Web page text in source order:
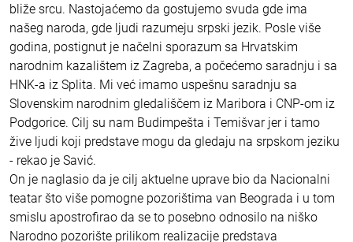
bliže srcu. Nastojaćemo da gostujemo svuda gde ima
našeg naroda, gde ljudi razumeju srpski jezik. Posle više
godina, postignut je načelni sporazum sa Hrvatskim
narodnim kazalištem iz Zagreba, a počećemo saradnju i sa
HNK-a iz Splita. Mi već imamo uspešnu saradnju sa
Slovenskim narodnim gledališčem iz Maribora i CNP-om iz
Podgorice. Cilj su nam Budimpešta i Temišvar jer i tamo
žive ljudi koji predstave mogu da gledaju na srpskom jeziku
- rekao je Savić.
On je naglasio da je cilj aktuelne uprave bio da Nacionalni
teatar što više pomogne pozorištima van Beograda i u tom
smislu apostrofirao da se to posebno odnosilo na niško
Narodno pozorište prilikom realizacije predstava